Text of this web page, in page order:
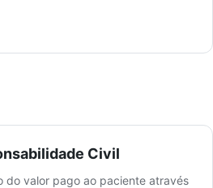
Civil
do valor pago ao paciente através